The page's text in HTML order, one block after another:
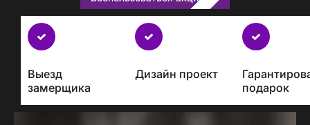
Бесплатно
с
проектом
Выезд
замерщика
Дизайн проект
подарок